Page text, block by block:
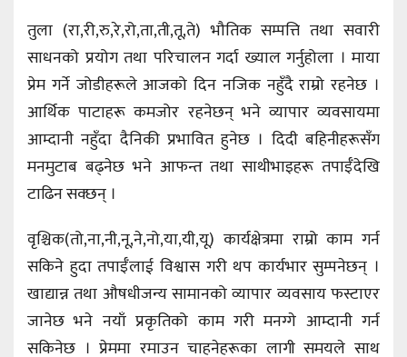
तुला (रा,री,रु,रे,रो,ता,ती,तू,ते) भौतिक सम्पत्ति तथा सवारी
साधनको प्रयोग तथा परिचालन गर्दा ख्याल गर्नुहोला । माया
प्रेम गर्ने जोडीहरूले आजको दिन नजिक नहुँदै राम्रो रहनेछ ।
आर्थिक पाटाहरू कमजोर रहनेछन् भने व्यापार व्यवसायमा
आम्दानी नहुँदा दैनिकी प्रभावित हुनेछ । दिदी बहिनीहरूसँग
मनमुटाब बढ्नेछ भने आफन्त तथा साथीभाइहरू तपाईँदेखि
टाढिन सक्छन् ।
वृश्चिक(तो,ना,नी,नू,ने,नो,या,यी,यू) कार्यक्षेत्रमा राम्रो काम गर्न
सकिने हुदा तपाईँलाई विश्वास गरी थप कार्यभार सुम्पनेछन् ।
खाद्यान्न तथा औषधीजन्य सामानको व्यापार व्यवसाय फस्टाएर
जानेछ भने नयाँ प्रकृतिको काम गरी मनग्गे आम्दानी गर्न
सकिनेछ । प्रेममा रमाउन चाहनेहरूका लागी समयले साथ